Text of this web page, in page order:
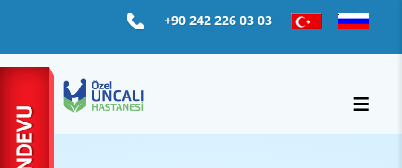
+90 242 226 03 03